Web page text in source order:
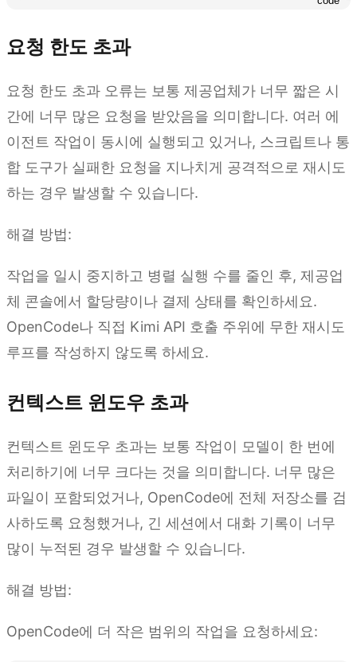
요청 한도 초과
요청 한도 초과 오류는 보통 제공업체가 너무 짧은 시
간에 너무 많은 요청을 받았음을 의미합니다. 여러 에
이전트 작업이 동시에 실행되고 있거나, 스크립트나 통
합 도구가 실패한 요청을 지나치게 공격적으로 재시도
하는 경우 발생할 수 있습니다.
해결 방법:
작업을 일시 중지하고 병렬 실행 수를 줄인 후, 제공업
체 콘솔에서 할당량이나 결제 상태를 확인하세요.
OpenCode나 직접 Kimi API 호출 주위에 무한 재시도
루프를 작성하지 않도록 하세요.
컨텍스트 윈도우 초과
컨텍스트 윈도우 초과는 보통 작업이 모델이 한 번에
처리하기에 너무 크다는 것을 의미합니다. 너무 많은
파일이 포함되었거나, OpenCode에 전체 저장소를 검
사하도록 요청했거나, 긴 세션에서 대화 기록이 너무
많이 누적된 경우 발생할 수 있습니다.
해결 방법:
OpenCode에 더 작은 범위의 작업을 요청하세요: